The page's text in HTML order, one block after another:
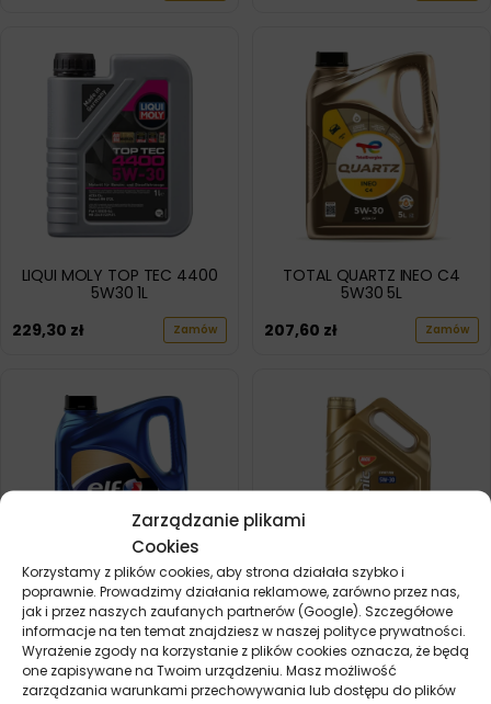
Zarządzanie plikami
Cookies
Korzystamy z plików cookies, aby strona działała szybko i
poprawnie. Prowadzimy działania reklamowe, zarówno przez nas,
jak i przez naszych zaufanych partnerów (Google). Szczegółowe
informacje na ten temat znajdziesz w naszej polityce prywatności.
Wyrażenie zgody na korzystanie z plików cookies oznacza, że będą
one zapisywane na Twoim urządzeniu. Masz możliwość
zarządzania warunkami przechowywania lub dostępu do plików
LIQUI MOLY TOP TEC 4400
5W30 1L
229,30 zł Zamów
TOTAL QUARTZ INEO C4
5W30 5L
207,60 zł Zamów
ELF EVOLUTION R-TECH FE
5W30 5L
209,80zł Zamów
MOL DYNAMIC SYNT RN
5W30 4L
138,80zł